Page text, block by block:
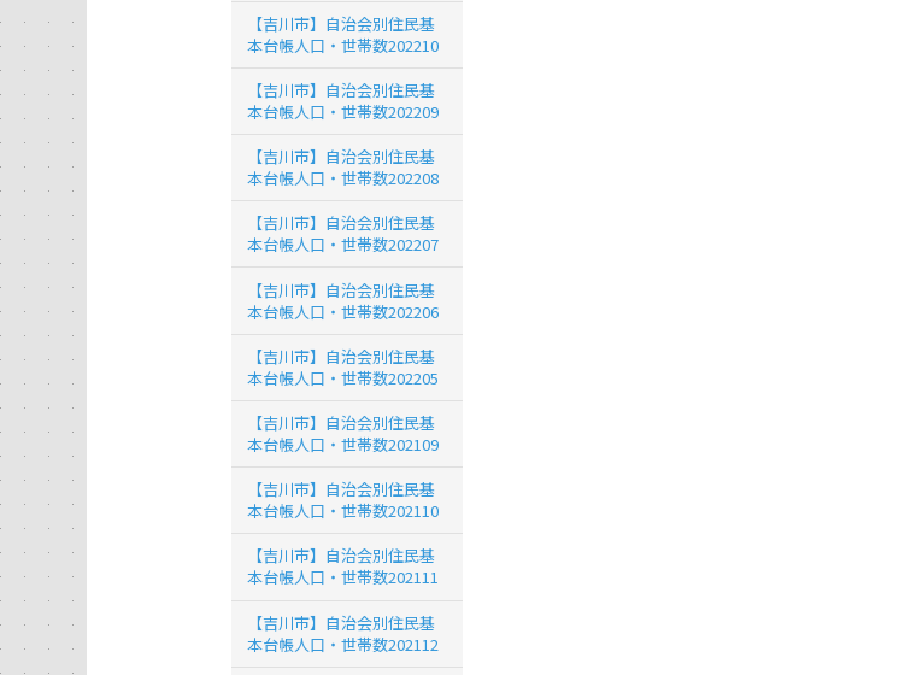
【吉川市】自治会別住民基
本台帳人口・世帯数202210
【吉川市】自治会別住民基
本台帳人口・世帯数202209
【吉川市】自治会別住民基
本台帳人口・世帯数202208
【吉川市】自治会別住民基
本台帳人口・世帯数202207
【吉川市】自治会別住民基
本台帳人口・世帯数202206
【吉川市】自治会別住民基
本台帳人口・世帯数202205
【吉川市】自治会別住民基
本台帳人口・世帯数202109
【吉川市】自治会別住民基
本台帳人口・世帯数202110
【吉川市】自治会別住民基
本台帳人口・世帯数202111
【吉川市】自治会別住民基
本台帳人口・世帯数202112